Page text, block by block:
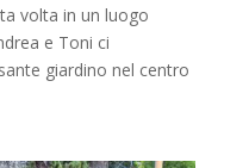
volta in un luogo
e Toni ci
giardino nel centro